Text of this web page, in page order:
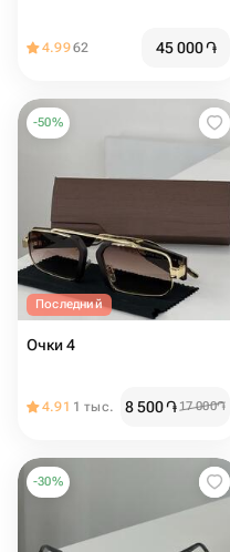
4.9962 45 000֏
-50%
Последний
Очки 4
4.91 1 тыс. 8 500֏17 000֏
-30%